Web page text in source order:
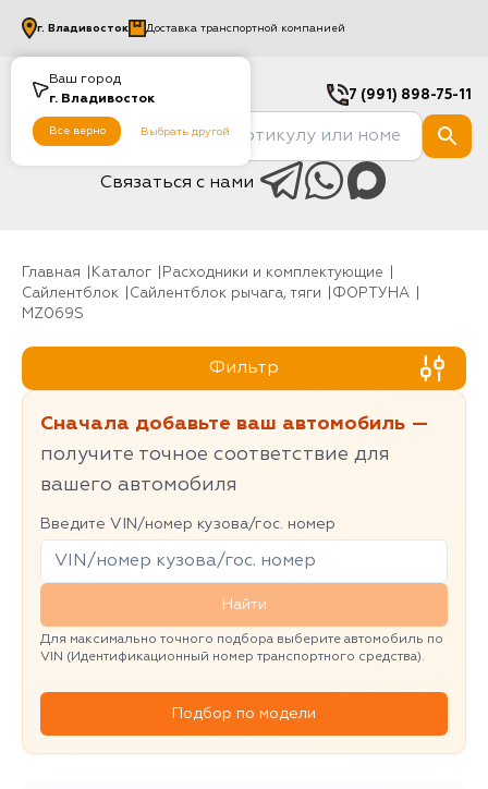
Ваш город
г. Владивосток
Все верно Выбрать другой
г. Владивосток Доставка транспортной компанией
7 (991) 898-75-11
Связаться с нами
Главная Каталог
Расходники и комплектующие
Сайлентблок
Сайлентблок рычага, тяги
ФОРТУНА
MZ069S
Фильтр
Сначала добавьте ваш автомобиль —
получите точное соответствие для
вашего автомобиля
Введите VIN/номер кузова/гос. номер
Найти
Для максимально точного подбора выберите автомобиль по
VIN (Идентификационный номер транспортного средства).
Подбор по модели